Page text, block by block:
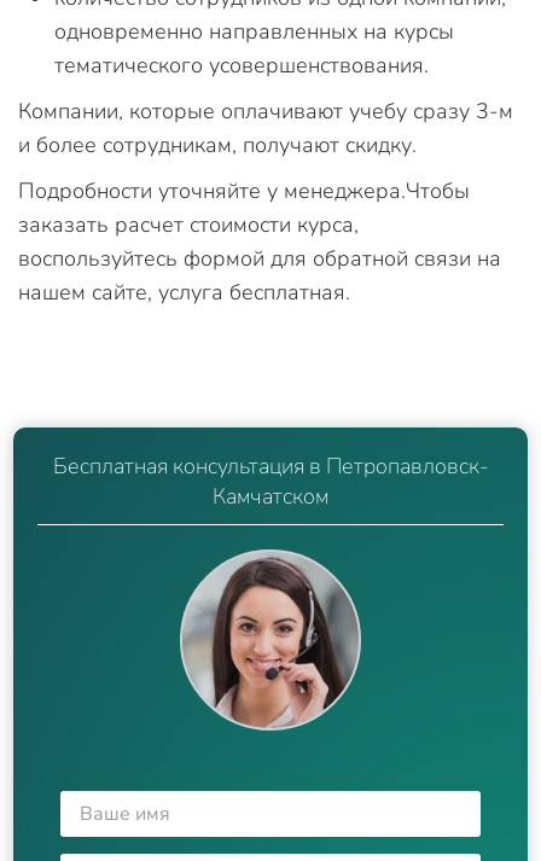
одновременно направленных на курсы
тематического усовершенствования.
Компании, которые оплачивают учебу сразу 3-м
и более сотрудникам, получают скидку.
Подробности уточняйте у менеджера.Чтобы
заказать расчет стоимости курса,
воспользуйтесь формой для обратной связи на
нашем сайте, услуга бесплатная.
Бесплатная консультация в Петропавловск-
Камчатском